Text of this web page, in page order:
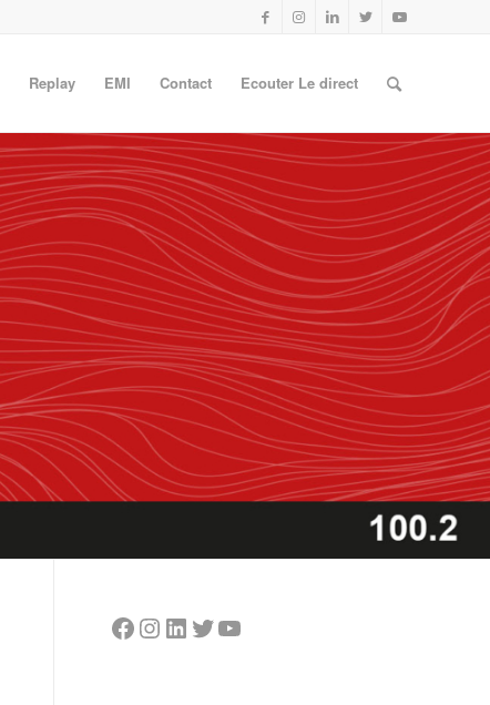
Replay EMI Contact Ecouter Le direct
Facebook
Instagram
LinkedIn
TwitterYouTube